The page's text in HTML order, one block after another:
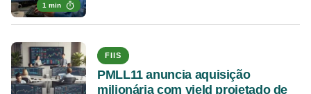
1 min
FIIS
PMLL11 anuncia aquisição
milionária com yield projetado de